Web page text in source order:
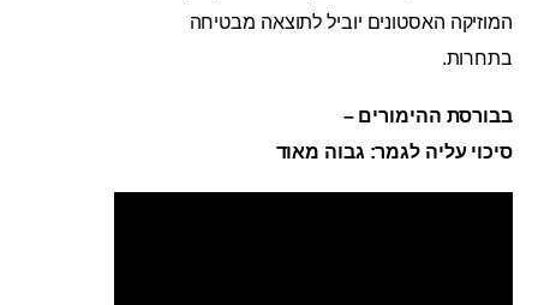
המוזיקה האסטונים יוביל לתוצאה מבטיחה
בתחרות.
בבורסת ההימורים –
סיכוי עליה לגמר: גבוה מאוד